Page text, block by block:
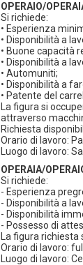
OPERAIO/
Si richiede:
• Esperienza
• Disponibilità a
• Buone capacità
• Disponibilità a
• Automuniti;
• Disponibilità a
• Patente del
La figura si
attraverso
Richiesta
Orario di lavoro:
Luogo di lavoro:
OPERAIA/
Si richiede:
- Esperienza
- Disponibilità a
- Disponibilità
- Possesso di
La figura
Orario di lavoro:
Luogo di lavoro: